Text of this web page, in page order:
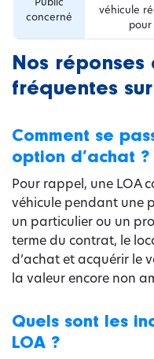
concerné
véhicule
Nos réponses
fréquentes
Comment se
option d’achat ?
Pour rappel, une LOA
véhicule pendant une
un particulier ou un
terme du contrat, le
d’achat et acquérir le
la valeur encore non
Quels sont les
LOA ?